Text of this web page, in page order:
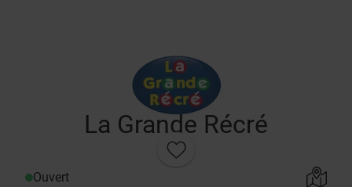
La Grande Récré
Ouvert